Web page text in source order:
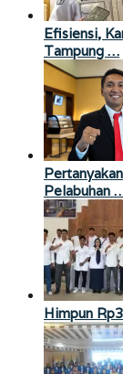
Efisiensi,
Tampung …
Pelabuhan
Himpun